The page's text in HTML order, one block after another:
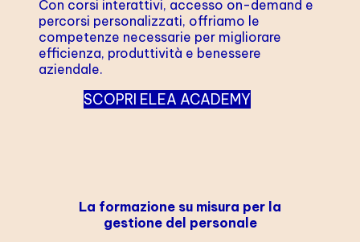
Con corsi interattivi, accesso on-demand e
percorsi personalizzati, offriamo le
competenze necessarie per migliorare
efficienza, produttività e benessere
aziendale.
SCOPRI ELEA ACADEMY
La formazione su misura per la
gestione del personale